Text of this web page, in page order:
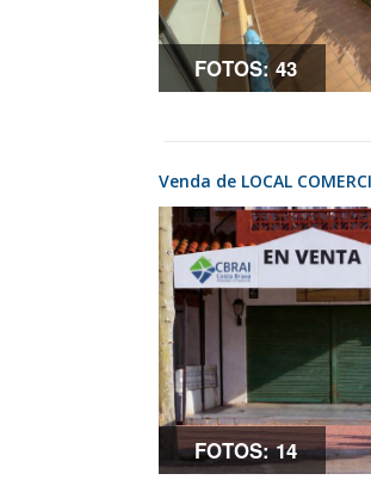
FOTOS: 43
Venda de LOCAL
FOTOS: 14